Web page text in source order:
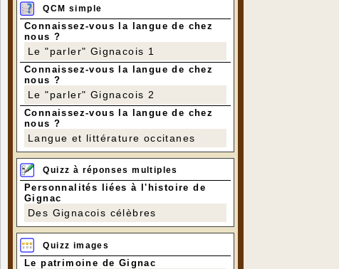
QCM simple
Connaissez-vous la langue de chez
nous ?
Le "parler" Gignacois 1
Connaissez-vous la langue de chez
nous ?
Le "parler" Gignacois 2
Connaissez-vous la langue de chez
nous ?
Langue et littérature occitanes
Quizz à réponses multiples
Personnalités liées à l'histoire de
Gignac
Des Gignacois célèbres
Quizz images
Le patrimoine de Gignac